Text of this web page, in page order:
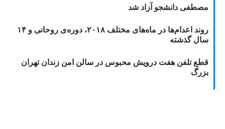
مصطفی دانشجو آزاد شد
روند اعدام‌ها در ماه‌های مختلف ۲۰۱۸، دوره‌ی روحانی و ۱۴
سال گذشته
قطع تلفن هفت درویش محبوس در سالن امن زندان تهران
بزرگ